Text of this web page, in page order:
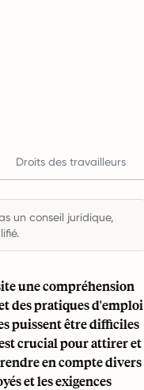
Droits des travailleurs
un conseil juridique,
une compréhension
des pratiques d'emploi
puissent être difficiles
crucial pour attirer et
en compte divers
et les exigences